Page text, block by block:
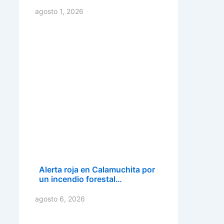
agosto 1, 2026
Alerta roja en Calamuchita por
un incendio forestal…
agosto 6, 2026